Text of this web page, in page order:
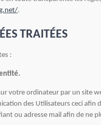
.
TRAITÉES
:
votre ordinateur par un site
des Utilisateurs ceci afin
ou adresse mail afin de ne